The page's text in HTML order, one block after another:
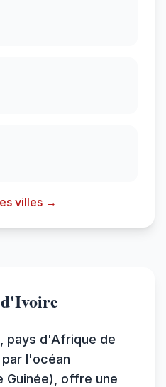
villes →
pays d'Afrique de
l'océan
Guinée), offre une